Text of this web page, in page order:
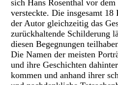
sich Hans Rosenthal vor
versteckte. Die insgesamt 18
der Autor gleichzeitig das
zurückhaltende Schilderung
diesen Begegnungen
Die Namen der meisten
und ihre Geschichten
kommen und anhand ihrer